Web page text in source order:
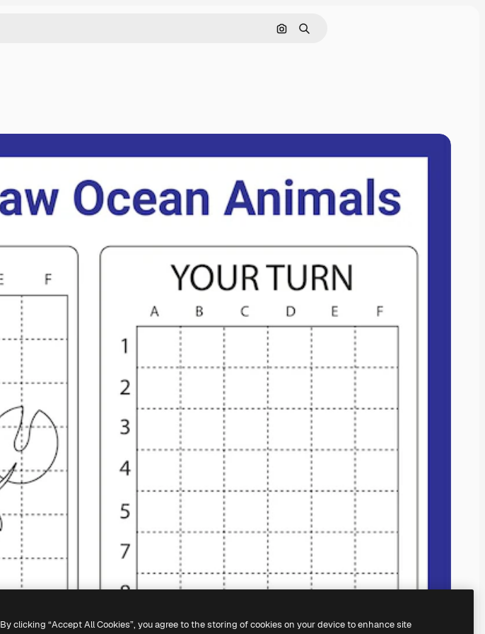
Cerca per immagine
Ricerca
By clicking “Accept All Cookies”, you agree to the storing of cookies on your device to enhance site